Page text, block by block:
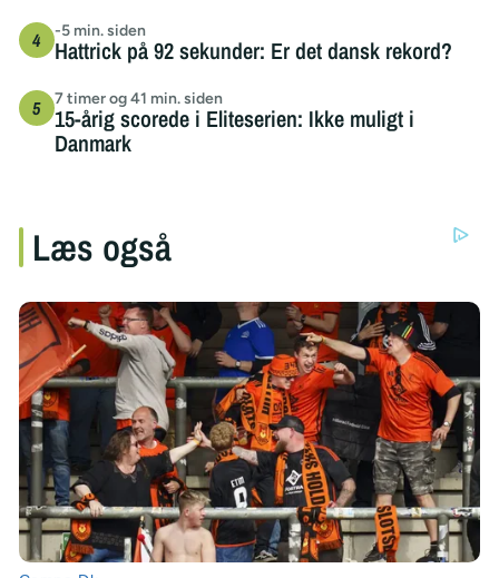
-5 min. siden
Hattrick på 92 sekunder: Er det dansk rekord?
7 timer og 41 min. siden
15-årig scorede i Eliteserien: Ikke muligt i
Danmark